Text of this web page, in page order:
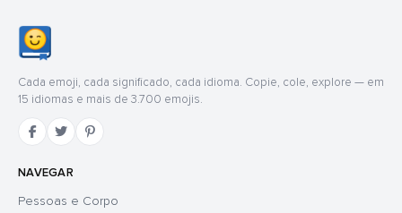
Cada emoji, cada significado, cada idioma. Copie, cole, explore — em
15 idiomas e mais de 3.700 emojis.
NAVEGAR
Pessoas e Corpo